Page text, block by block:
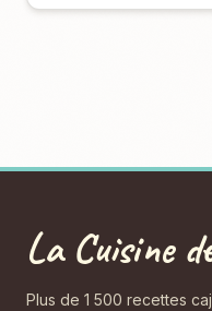
La Cuisine
Plus de 1 500 recettes